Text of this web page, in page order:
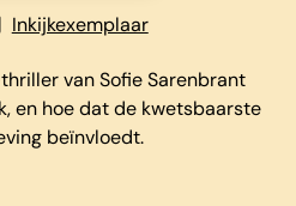
Inkijkexemplaar
van Sofie Sarenbrant
en hoe dat de kwetsbaarste
beïnvloedt.